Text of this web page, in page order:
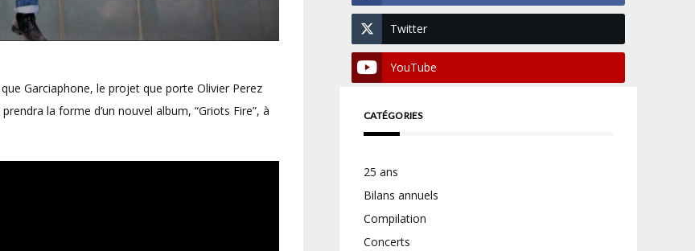
Garciaphone, le projet que porte Olivier Perez
la forme d’un nouvel album, “Griots Fire”, à
Twitter
YouTube
CATÉGORIES
25 ans
Bilans annuels
Compilation
Concerts